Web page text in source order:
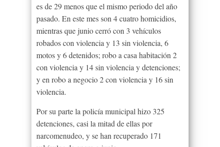
es de 29 menos que el mismo periodo del año
pasado. En este mes son 4 cuatro homicidios,
mientras que junio cerró con 3 vehículos
robados con violencia y 13 sin violencia, 6
motos y 6 detenidos; robo a casa habitación 2
con violencia y 14 sin violencia y detenciones;
y en robo a negocio 2 con violencia y 16 sin
violencia.
Por su parte la policía municipal hizo 325
detenciones, casi la mitad de ellas por
narcomenudeo, y se han recuperado 171